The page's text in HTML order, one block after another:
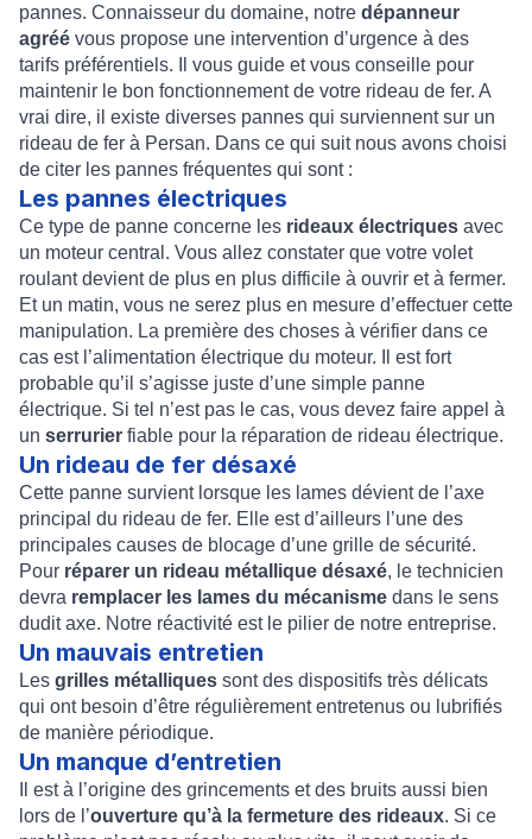
pannes. Connaisseur du domaine, notre dépanneur
agréé vous propose une intervention d’urgence à des
tarifs préférentiels. Il vous guide et vous conseille pour
maintenir le bon fonctionnement de votre rideau de fer. A
vrai dire, il existe diverses pannes qui surviennent sur un
rideau de fer à Persan. Dans ce qui suit nous avons choisi
de citer les pannes fréquentes qui sont :
Les pannes électriques
Ce type de panne concerne les rideaux électriques avec
un moteur central. Vous allez constater que votre volet
roulant devient de plus en plus difficile à ouvrir et à fermer.
Et un matin, vous ne serez plus en mesure d’effectuer cette
manipulation. La première des choses à vérifier dans ce
cas est l’alimentation électrique du moteur. Il est fort
probable qu’il s’agisse juste d’une simple panne
électrique. Si tel n’est pas le cas, vous devez faire appel à
un serrurier fiable pour la réparation de rideau électrique.
Un rideau de fer désaxé
Cette panne survient lorsque les lames dévient de l’axe
principal du rideau de fer. Elle est d’ailleurs l’une des
principales causes de blocage d’une grille de sécurité.
Pour réparer un rideau métallique désaxé, le technicien
devra remplacer les lames du mécanisme dans le sens
dudit axe. Notre réactivité est le pilier de notre entreprise.
Un mauvais entretien
Les grilles métalliques sont des dispositifs très délicats
qui ont besoin d’être régulièrement entretenus ou lubrifiés
de manière périodique.
Un manque d’entretien
Il est à l’origine des grincements et des bruits aussi bien
lors de l’ouverture qu’à la fermeture des rideaux. Si ce